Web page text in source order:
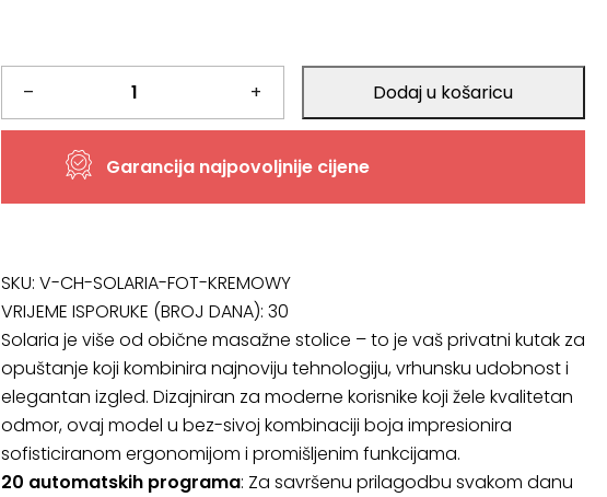
–
Solaria
ležaljka
bež
količina
+ Dodaj u košaricu
Garancija najpovoljnije cijene
SKU: V-CH-SOLARIA-FOT-KREMOWY
VRIJEME ISPORUKE (BROJ DANA): 30
Solaria je više od obične masažne stolice – to je vaš privatni kutak za
opuštanje koji kombinira najnoviju tehnologiju, vrhunsku udobnost i
elegantan izgled. Dizajniran za moderne korisnike koji žele kvalitetan
odmor, ovaj model u bez-sivoj kombinaciji boja impresionira
sofisticiranom ergonomijom i promišljenim funkcijama.
20 automatskih programa: Za savršenu prilagodbu svakom danu